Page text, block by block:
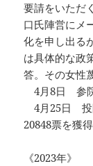
要請をいただ
口氏陣営にメ
化を申し出る
は具体的な政
答。その女性
4月8日 参
4月25日 投
20848票を獲得
《2023年》